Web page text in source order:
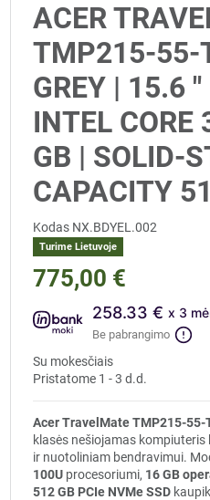
ACER
TMP215-55-
GREY | 15.6
INTEL CORE
GB | SOLID-
CAPACITY
Kodas NX.BDYEL.002
Turime Lietuvoje
775,00 €
258.33 € x 3
Be pabrangimo
Su mokesčiais
Pristatome 1 - 3 d.d.
Acer TravelMate TMP215-55-
klasės nešiojamas
ir nuotoliniam bendravimui.
100U procesoriumi, 16 GB
512 GB PCIe NVMe SSD